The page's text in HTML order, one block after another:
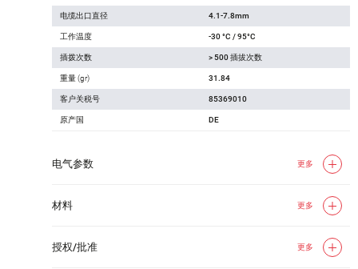
电缆出口直径 4.1-7.8mm
工作温度 -30 °C / 95°C
插拨次数 > 500 插拔次数
重量 (gr) 31.84
客户关税号 85369010
原产国 DE
电气参数 更多
材料 更多
授权/批准 更多